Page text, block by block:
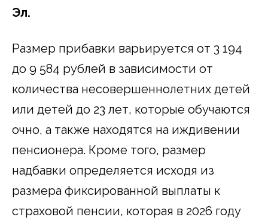
Эл.
Размер прибавки варьируется от 3 194
до 9 584 рублей в зависимости от
количества несовершеннолетних детей
или детей до 23 лет, которые обучаются
очно, а также находятся на иждивении
пенсионера. Кроме того, размер
надбавки определяется исходя из
размера фиксированной выплаты к
страховой пенсии, которая в 2026 году